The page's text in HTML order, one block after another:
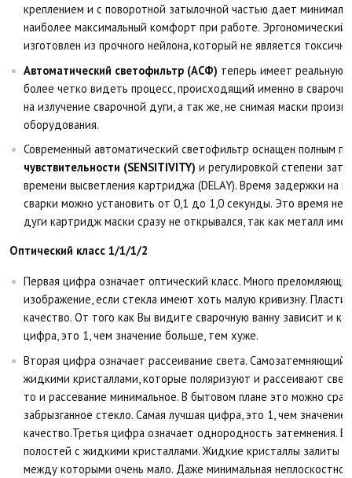
креплением и с поворотной затылочной частью дает
наиболее максимальный комфорт при работе. Эргономический
изготовлен из прочного нейлона, который не является
Автоматический светофильтр (АСФ) теперь имеет реальную
более четко видеть процесс, происходящий именно в
на излучение сварочной дуги, а так же, не снимая маски
оборудования.
Современный автоматический светофильтр оснащен полным
чувствительности (SENSITIVITY) и регулировкой степени
времени высветления картриджа (DELAY). Время задержки на
сварки можно установить от 0,1 до 1,0 секунды. Это время
дуги картридж маски сразу не открывался, так как металл
Оптический класс 1/1/1/2
Первая цифра означает оптический класс. Много
изображение, если стекла имеют хоть малую кривизну.
качество. От того как Вы видите сварочную ванну зависит и
цифра, это 1, чем значение больше, тем хуже.
Вторая цифра означает рассеивание света.
жидкими кристаллами, которые поляризуют и рассеивают
то и рассевание минимальное. В бытовом плане это можно
забрызганное стекло. Самая лучшая цифра, это 1, чем
качество.Третья цифра означает однородность затемнения. В
полостей с жидкими кристаллами. Жидкие кристаллы залиты
между которыми очень мало. Даже минимальная